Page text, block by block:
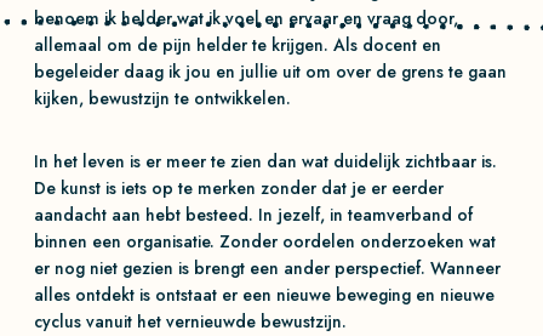
benoem ik helder wat ik voel en ervaar en vraag door,
allemaal om de pijn helder te krijgen. Als docent en
begeleider daag ik jou en jullie uit om over de grens te gaan
kijken, bewustzijn te ontwikkelen.
In het leven is er meer te zien dan wat duidelijk zichtbaar is.
De kunst is iets op te merken zonder dat je er eerder
aandacht aan hebt besteed. In jezelf, in teamverband of
binnen een organisatie. Zonder oordelen onderzoeken wat
er nog niet gezien is brengt een ander perspectief. Wanneer
alles ontdekt is ontstaat er een nieuwe beweging en nieuwe
cyclus vanuit het vernieuwde bewustzijn.